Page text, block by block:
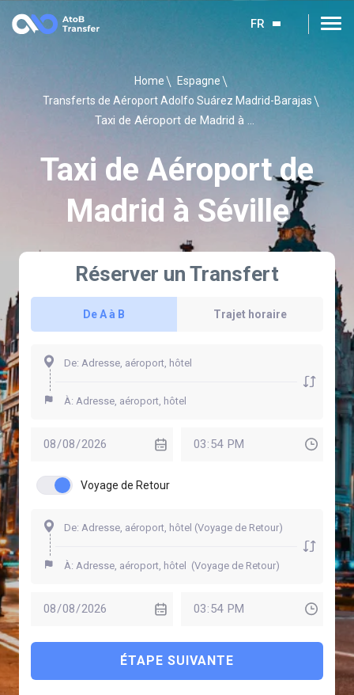
FR
Home
Espagne
Transferts de Aéroport Adolfo Suárez Madrid-Barajas
Taxi de Aéroport de Madrid à Séville
Taxi de Aéroport de
Madrid à Séville
Réserver un Transfert
De A à B Trajet horaire
Voyage de Retour
ÉTAPE SUIVANTE